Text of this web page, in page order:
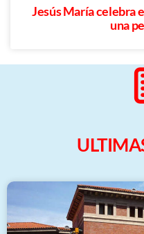
Jesús María celebra
una